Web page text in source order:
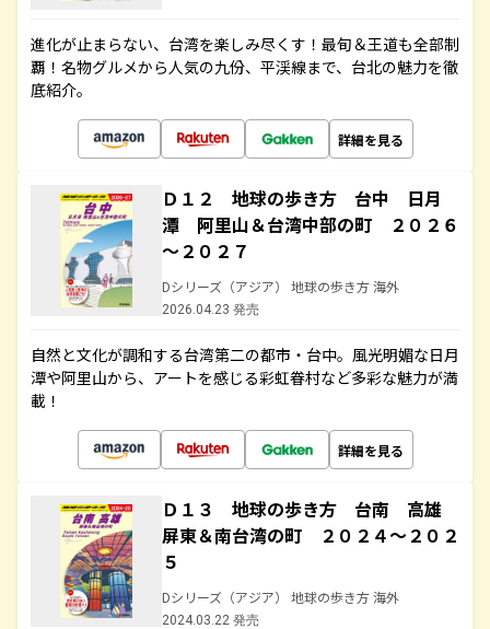
進化が止まらない、台湾を楽しみ尽くす！最旬＆王道も全部制
覇！名物グルメから人気の九份、平渓線まで、台北の魅力を徹
底紹介。
詳細を見る
Ｄ１２ 地球の歩き方 台中 日月
潭 阿里山＆台湾中部の町 ２０２６
～２０２７
Dシリーズ（アジア） 地球の歩き方 海外
2026.04.23 発売
自然と文化が調和する台湾第二の都市・台中。風光明媚な日月
潭や阿里山から、アートを感じる彩虹眷村など多彩な魅力が満
載！
詳細を見る
Ｄ１３ 地球の歩き方 台南 高雄
屏東＆南台湾の町 ２０２４～２０２
５
Dシリーズ（アジア） 地球の歩き方 海外
2024.03.22 発売